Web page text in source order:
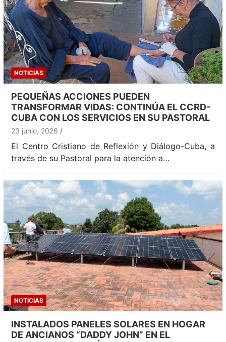
NOTICIAS
PEQUEÑAS ACCIONES PUEDEN
TRANSFORMAR VIDAS: CONTINÚA EL CCRD-
CUBA CON LOS SERVICIOS EN SU PASTORAL
23 junio, 2026
El Centro Cristiano de Reflexión y Diálogo-Cuba, a
través de su Pastoral para la atención a…
NOTICIAS
INSTALADOS PANELES SOLARES EN HOGAR
DE ANCIANOS “DADDY JOHN” EN EL